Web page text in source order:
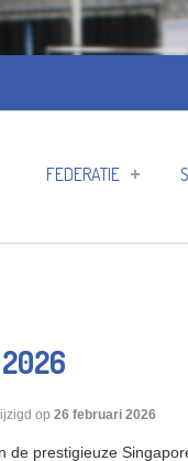
FEDERATIE
op 26 februari 2026
de prestigieuze